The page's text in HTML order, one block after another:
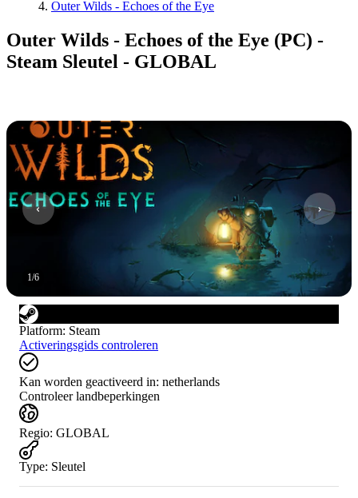
Outer Wilds - Echoes of the Eye
Outer Wilds - Echoes of the Eye (PC) -
Steam Sleutel - GLOBAL
1/6
Platform: Steam
Activeringsgids controleren
Kan worden geactiveerd in: netherlands
Controleer landbeperkingen
Regio: GLOBAL
Type: Sleutel